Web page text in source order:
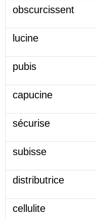
obscurcissent
lucine
pubis
capucine
sécurise
subisse
distributrice
cellulite